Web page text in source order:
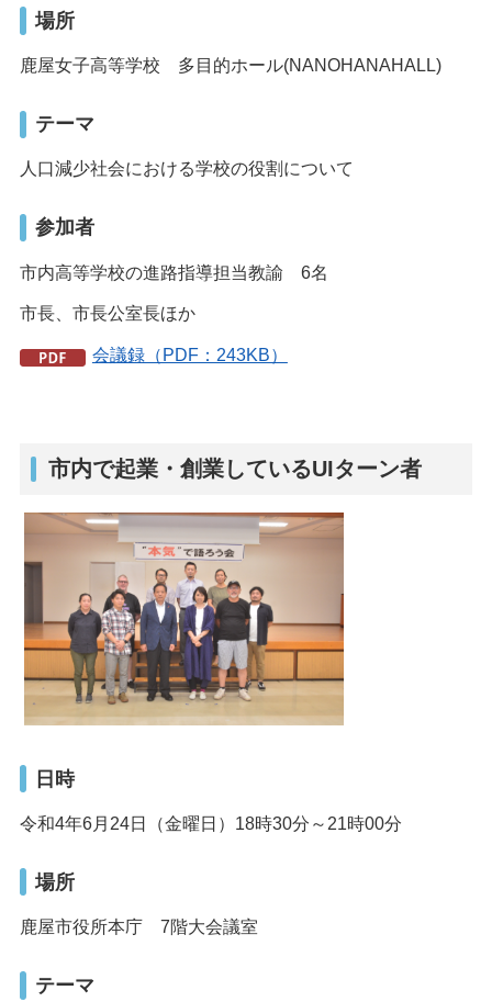
場所
鹿屋女子高等学校 多目的ホール(NANOHANAHALL)
テーマ
人口減少社会における学校の役割について
参加者
市内高等学校の進路指導担当教諭 6名
市長、市長公室長ほか
会議録（PDF：243KB）
市内で起業・創業しているUIターン者
日時
令和4年6月24日（金曜日）18時30分～21時00分
場所
鹿屋市役所本庁 7階大会議室
テーマ